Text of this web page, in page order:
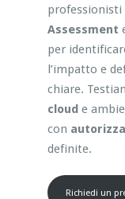
professionisti
Assessment
per
l’impatto e
chiare.
cloude
con
definite.
Richiedi un